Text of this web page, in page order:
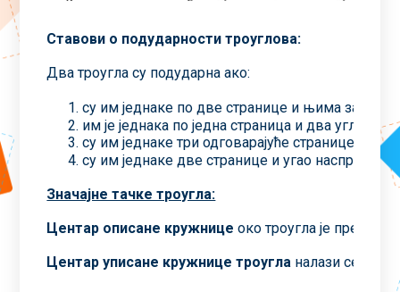
Ставови о подударности троуглова:
Два троугла су подударна ако:
су им једнаке по две странице и њима
им је једнака по једна страница и два угла
су им једнаке три одговарајуће странице (
ССС
су им једнаке две странице и угао наспрам
Значајне тачке троугла:
Центар описане кружнице око троугла је пресек
Центар уписане кружнице троугла налази се у